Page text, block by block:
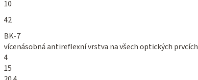
10
42
BK-7
vícenásobná antireflexní vrstva na všech optických prvcích
4
15